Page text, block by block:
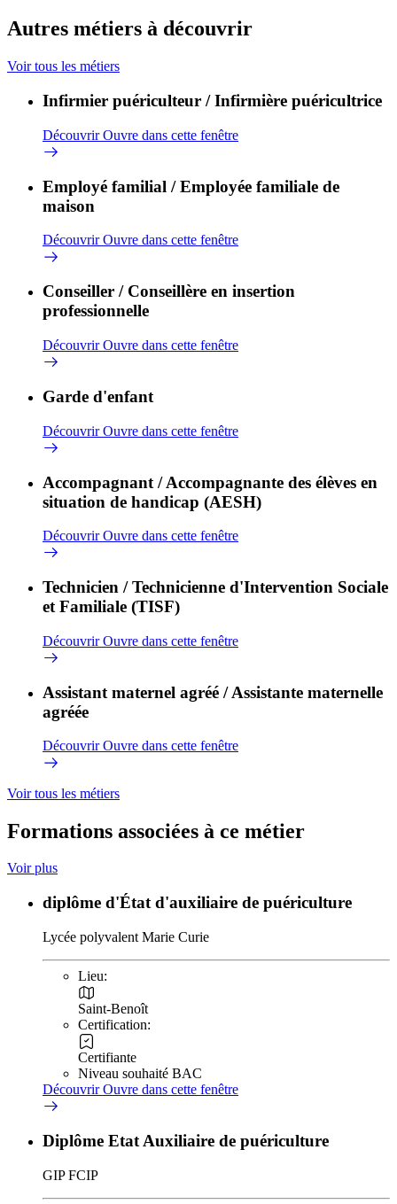
Autres métiers à découvrir
Voir tous les métiers
Infirmier puériculteur / Infirmière puéricultrice
DécouvrirOuvre dans cette fenêtre
Employé familial / Employée familiale de
maison
DécouvrirOuvre dans cette fenêtre
Conseiller / Conseillère en insertion
professionnelle
DécouvrirOuvre dans cette fenêtre
Garde d'enfant
DécouvrirOuvre dans cette fenêtre
Accompagnant / Accompagnante des élèves en
situation de handicap (AESH)
DécouvrirOuvre dans cette fenêtre
Technicien / Technicienne d'Intervention Sociale
et Familiale (TISF)
DécouvrirOuvre dans cette fenêtre
Assistant maternel agréé / Assistante maternelle
agréée
DécouvrirOuvre dans cette fenêtre
Voir tous les métiers
Formations associées à ce métier
Voir plus
diplôme d'État d'auxiliaire de puériculture
Lycée polyvalent Marie Curie
Lieu:
Saint-Benoît
Certification:
Certifiante
Niveau souhaité BAC
DécouvrirOuvre dans cette fenêtre
Diplôme Etat Auxiliaire de puériculture
GIP FCIP